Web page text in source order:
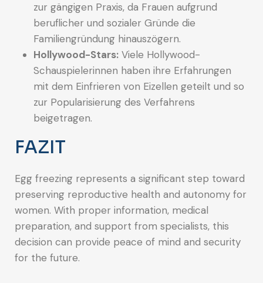
zur gängigen Praxis, da Frauen aufgrund
beruflicher und sozialer Gründe die
Familiengründung hinauszögern.
Hollywood-Stars: Viele Hollywood-
Schauspielerinnen haben ihre Erfahrungen
mit dem Einfrieren von Eizellen geteilt und so
zur Popularisierung des Verfahrens
beigetragen.
FAZIT
Egg freezing represents a significant step toward
preserving reproductive health and autonomy for
women. With proper information, medical
preparation, and support from specialists, this
decision can provide peace of mind and security
for the future.